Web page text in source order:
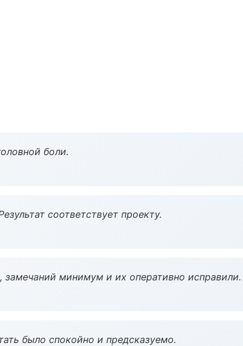
боли.
соответствует проекту.
замечаний минимум и их оперативно исправили.
было спокойно и предсказуемо.